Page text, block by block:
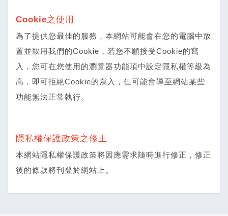
Cookie之使用
為了提供您最佳的服務，本網站可能會在您的電腦中放
置並取用我們的Cookie，若您不願接受Cookie的寫
入，您可在您使用的瀏覽器功能項中設定隱私權等級為
高，即可拒絕Cookie的寫入，但可能會導至網站某些
功能無法正常執行。
隱私權保護政策之修正
本網站隱私權保護政策將因應需求隨時進行修正，修正
後的條款將刊登於網站上。